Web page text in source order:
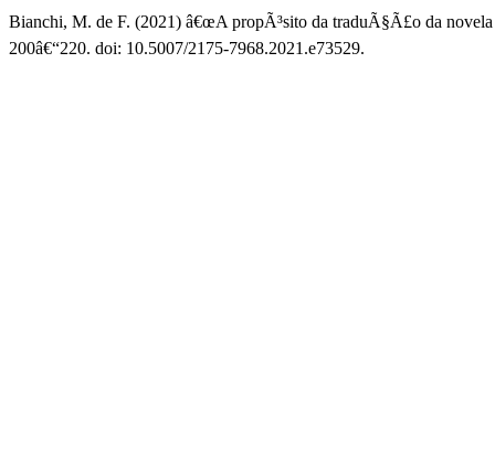
Bianchi, M. de F. (2021) â€œA propÃ³sito da traduÃ§Ã£o da
200â€“220. doi: 10.5007/2175-7968.2021.e73529.